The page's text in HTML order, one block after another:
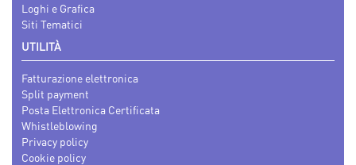
Loghi e Grafica
Siti Tematici
UTILITÀ
Fatturazione elettronica
Split payment
Posta Elettronica Certificata
Whistleblowing
Privacy policy
Cookie policy